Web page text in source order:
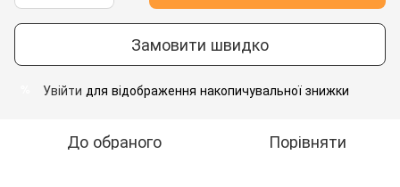
Замовити швидко
Увійти для відображення накопичувальної знижки
До обраного Порівняти